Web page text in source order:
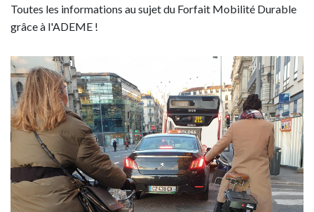
Toutes les informations au sujet du Forfait Mobilité Durable
grâce à l'ADEME !